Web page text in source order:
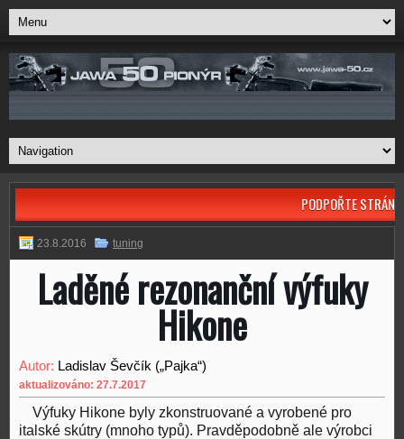
PODPOŘTE
23.8.2016 tuning
Laděné rezonanční výfuky
Hikone
Autor: Ladislav Ševčík („Pajka“)
aktualizováno: 27.7.2017
Výfuky Hikone byly zkonstruované a vyrobené pro
italské skútry (mnoho typů). Pravděpodobně ale výrobci